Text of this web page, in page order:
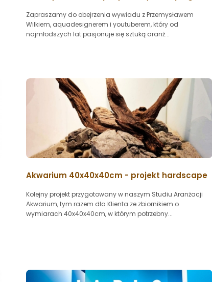
Zapraszamy do obejrzenia wywiadu z Przemysławem
Wilkiem, aquadesignerem i youtuberem, który od
najmłodszych lat pasjonuje się sztuką aranż...
Akwarium 40x40x40cm - projekt hardscape
Kolejny projekt przygotowany w naszym Studiu Aranżacji
Akwarium, tym razem dla Klienta ze zbiornikiem o
wymiarach 40x40x40cm, w którym potrzebny...